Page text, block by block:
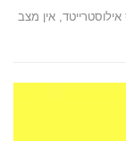
אין מצב